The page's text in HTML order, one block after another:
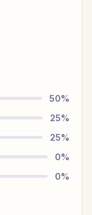
50%
25%
25%
0%
0%